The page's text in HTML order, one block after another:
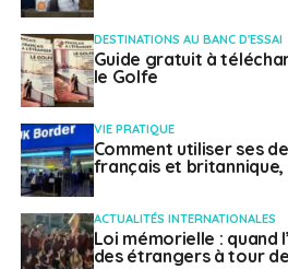
DESTINATIONS AU BANC D'ESSAI
Guide gratuit à
le Golfe
VIE PRATIQUE
Comment utiliser ses
français et
ACTUALITÉS INTERNATIONALES
Loi mémorielle : quand
des étrangers à tour